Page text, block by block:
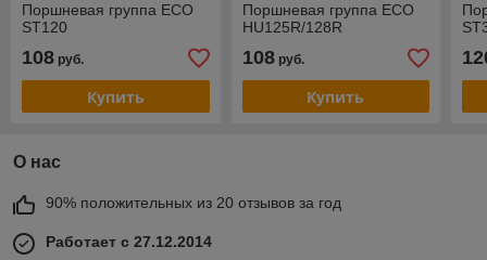
Поршневая группа ECO
ST120
108 руб.
Купить
Поршневая группа ECO
HU125R/128R
108руб.
Купить
О нас
90% положительных из 20 отзывов за год
Работает с 27.12.2014